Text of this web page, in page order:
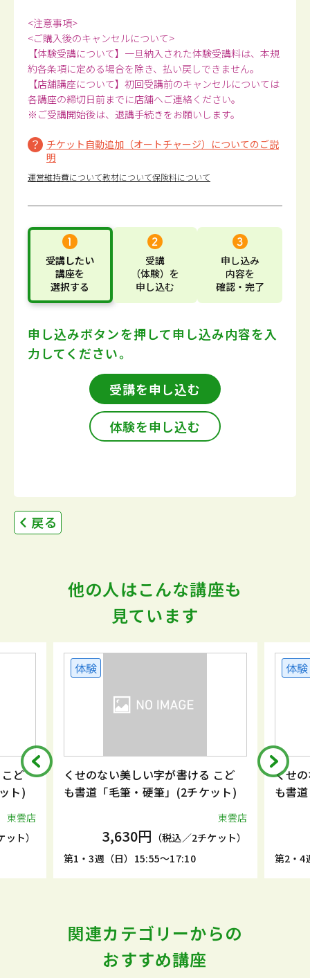
<注意事項>
<ご購入後のキャンセルについて>
【体験受講について】一旦納入された体験受講料は、本規
約各条項に定める場合を除き、払い戻しできません。
【店舗講座について】初回受講前のキャンセルについては
各講座の締切日前までに店舗へご連絡ください。
※ご受講開始後は、退講手続きをお願いします。
チケット自動追加（オートチャージ）についてのご説
明
運営維持費について教材について保険料について
受講したい
講座を
選択する
受講
（体験） を
申し込む
申し込み
内容を
確認・完了
申し込みボタンを押して申し込み内容を入
力してください。
受講を申し込む
体験を申し込む
戻る
他の人はこんな講座も
見ています
ど
ト)
東雲店
ト）
体験
くせのない美しい字が書ける こど
も書道「毛筆・硬筆」(2チケット)
東雲店
3,630円 （税込／2チケット）
第1・3週（日）15:55～17:10
体験
くせ
も書
第2・4
関連カテゴリーからの
おすすめ講座